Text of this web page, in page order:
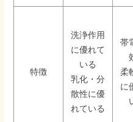
特徴
洗浄作用
に優れて
いる
乳化・分
散性に優
れている
帯
柔
に